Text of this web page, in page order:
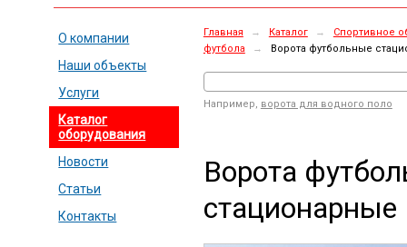
О компании
Наши объекты
Услуги
Каталог
оборудования
Новости
Статьи
Контакты
Главная → Каталог →
Спортивное
футбола
→ Ворота футбольные
Например, ворота для водного поло
Ворота
стационарные